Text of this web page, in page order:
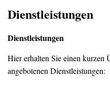
Dienstleistungen
Dienstleistungen
Hier erhalten Sie einen kurzen
angebotenen Dienstleistungen: